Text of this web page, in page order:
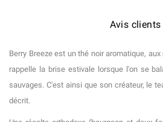
Avis clients
Berry Breeze est un thé noir aromatique,
rappelle la brise estivale lorsque l'on se
sauvages. C'est ainsi que son créateur, le
décrit.